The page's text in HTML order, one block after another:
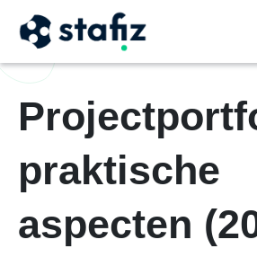
praktische
aspecten